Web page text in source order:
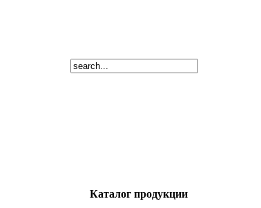
Каталог продукции